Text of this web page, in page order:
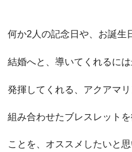
何か2人の記念日や、お誕生
結婚へと、導いてくれるに
発揮してくれる、アクアマ
組み合わせたブレスレット
ことを、オススメしたいと思